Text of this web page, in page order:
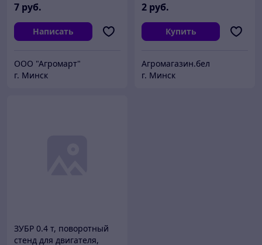
7 руб.
Написать
ООО "Агромарт"
г. Минск
2 руб.
Купить
Агромагазин.бел
г. Минск
ЗУБР 0.4 т, поворотный
стенд для двигателя,